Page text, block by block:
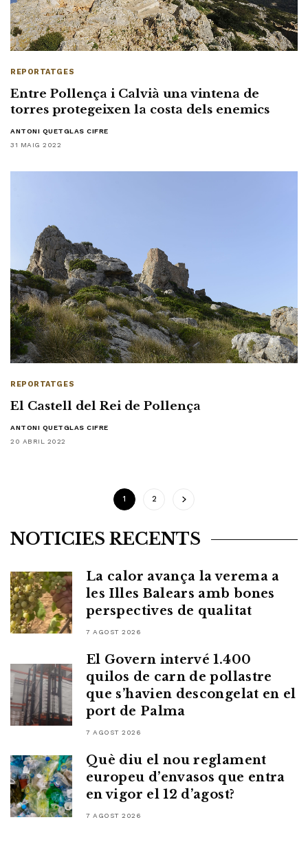
REPORTATGES
Entre Pollença i Calvià una vintena de
torres protegeixen la costa dels enemics
ANTONI QUETGLAS CIFRE
31 MAIG 2022
REPORTATGES
El Castell del Rei de Pollença
ANTONI QUETGLAS CIFRE
20 ABRIL 2022
1 2
NOTÍCIES RECENTS
La calor avança la verema a
les Illes Balears amb bones
perspectives de qualitat
7 AGOST 2026
El Govern intervé 1.400
quilos de carn de pollastre
que s’havien descongelat en el
port de Palma
7 AGOST 2026
Què diu el nou reglament
europeu d’envasos que entra
en vigor el 12 d’agost?
7 AGOST 2026